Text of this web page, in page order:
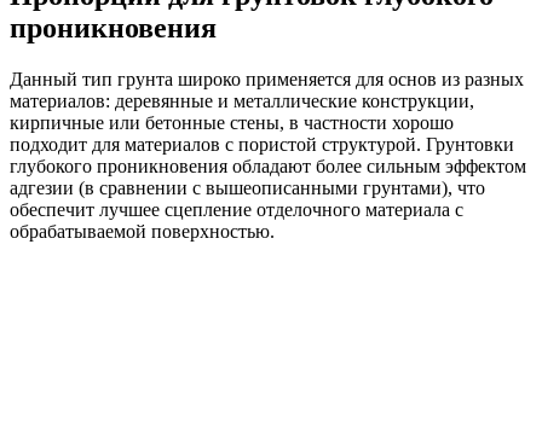
проникновения
Данный тип грунта широко применяется для основ из разных
материалов: деревянные и металлические конструкции,
кирпичные или бетонные стены, в частности хорошо
подходит для материалов с пористой структурой. Грунтовки
глубокого проникновения обладают более сильным эффектом
адгезии (в сравнении с вышеописанными грунтами), что
обеспечит лучшее сцепление отделочного материала с
обрабатываемой поверхностью.